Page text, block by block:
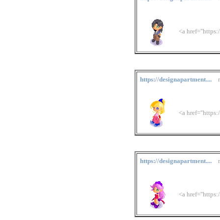
<a
https://designapartment....
<a
https://designapartment....
<a